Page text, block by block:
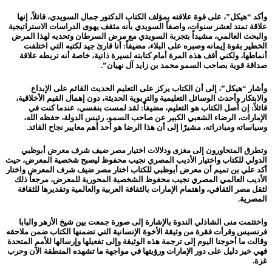
وأكد “هيكل”، على قوة علاقته بمؤلف الكتاب الدكتور جمال السويدي، قائلاً، إنها
علاقة تمتد لعشر سنوات، واصفاً السويدي بأنه مثقف يهوى الدراسات الاستراتيجية
والبحث العالمي، مشيداً بتجربة السويدي مع مرض السرطان وتحديه لهذا المرض
الخطير بقوة إيمانه وصبره على البلاء، مضيفاً: أنا قارئ جيد لكتبه التي اختلفت
أنماطها، ولكني أقف هذه المرة أمام كتابته لسيرة ذاتية، خاصة أنه تربطه علاقة
صداقة قوية بصاحب السمو محمد بن زايد آل نهيان”.
وأشار “هيكل”، إلى أن الكتاب يركز على التعليم الحديث القائم على الإبداع
والابتكار وأحدث الوسائل التعليمية والتربوية الحديثة، دون إهمال القيم الأخلاقية،
قائلاً: إن أصل الكتاب هو التعليم، مضيفاً: لقد لمست بنفسي، عندما كنت في
الإمارات، الرضاء الشعبي الكبير عن صاحب السمو، رئيس الدولة، حفظه الله،
وسياساته ومبادراته، مشيرًا إلى أن هذا الرضا هو أحد أهم معايير نجاح القائد.
وتطرق المتحاورون إلى مغزى ودلالات اختيار مصر ضيف شرف معرض أبوظبي
الدولي للكتاب واختيار الأديب المصري نجيب محفوظ ليصبح شخصية المعرض، حيث
أكد علي بن تميم أن معرض أبوظبي للكتاب اختار مصر ضيف شرف المعرض واختار
الأديب العالمي المصري نجيب محفوظ الشخصية المحورية للمعرض، مرجعاً ذلك
لثقل مصر الثقافي، واهتمام الإمارات بالثقافة العربية والعالمية وتقديرها للثقافة
المصرية.
واختتمت منى الشاذلي الندوة بالإشارة إلى صورة جمعت بين شيخ الأزهر والبابا
فرنسيس وقرأت فقرة من وثيقة الأخوة الإنسانية التي تضمنها الكتاب ضمن ملاحقه
وقالت ما أحوجنا اليوم إلى ترجمة هذه الوثيقة وإلى تفعيلها وإرسالها للأمم المتحدة
فهي خير دليل على دور الإمارات ورؤيتها في مواجهة ما تشهده المنطقة الآن وحرب
غزة.